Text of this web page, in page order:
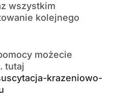
wszystkim
kolejnego
możecie
tutaj
krazeniowo-